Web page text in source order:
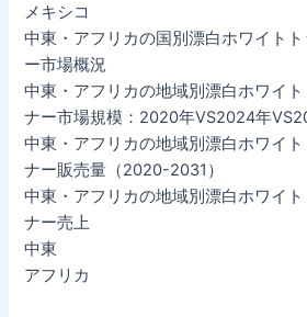
メキシコ
中東・アフリカの国別漂白ホワイト
ー市場概況
中東・アフリカの地域別漂白ホワイ
ナー市場規模：2020年VS2024年
中東・アフリカの地域別漂白ホワイ
ナー販売量（2020-2031）
中東・アフリカの地域別漂白ホワイ
ナー売上
中東
アフリカ